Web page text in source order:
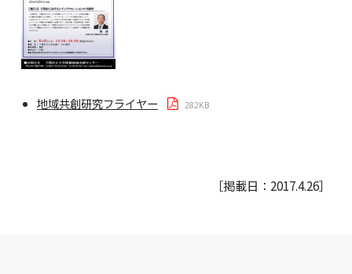
地域共創研究フライヤー 282KB
［掲載日：2017.4.26］